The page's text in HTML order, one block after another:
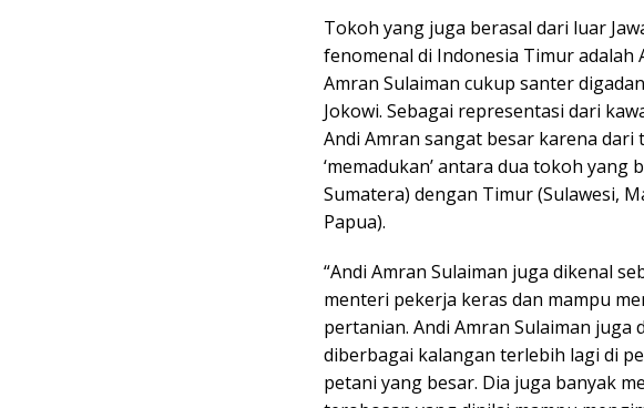
Tokoh yang juga berasal dari luar
fenomenal di Indonesia Timur adalah
Amran Sulaiman cukup santer
Jokowi. Sebagai representasi dari
Andi Amran sangat besar karena
‘memadukan’ antara dua tokoh yang
Sumatera) dengan Timur (Sulawesi,
Papua).
“Andi Amran Sulaiman juga dikenal
menteri pekerja keras dan mampu
pertanian. Andi Amran Sulaiman
diberbagai kalangan terlebih lagi di
petani yang besar. Dia juga banyak